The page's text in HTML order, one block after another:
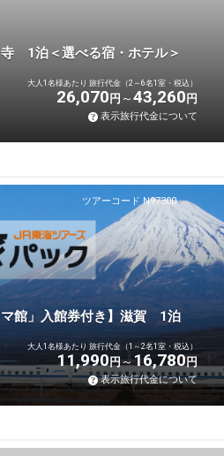
1泊＜選べる宿・ホテル＞
大人1名様あたり 旅行代金（2～6名1室・税込）
26,070 円 43,260 円
表示旅行代金について
ツアーコード N97300
マ館」入館券付き】滋賀 1泊
大人1名様あたり 旅行代金（1～2名1室・税込）
11,990円 16,780円
表示旅行代金について